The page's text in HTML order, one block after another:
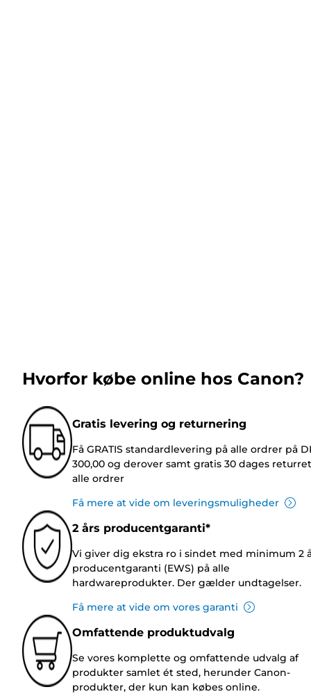
Hvorfor købe online hos Canon?
Gratis levering og returnering
Få GRATIS standardlevering på alle ordrer på
300,00 og derover samt gratis 30 dages
alle ordrer
Få mere at vide om leveringsmuligheder
2 års producentgaranti*
Vi giver dig ekstra ro i sindet med minimum 2
producentgaranti (EWS) på alle
hardwareprodukter. Der gælder undtagelser.
Få mere at vide om vores garanti
Omfattende produktudvalg
Se vores komplette og omfattende udvalg af
produkter samlet ét sted, herunder Canon-
produkter, der kun kan købes online.